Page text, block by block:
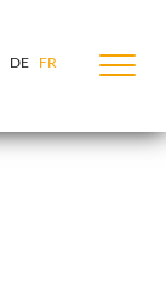
DE FR